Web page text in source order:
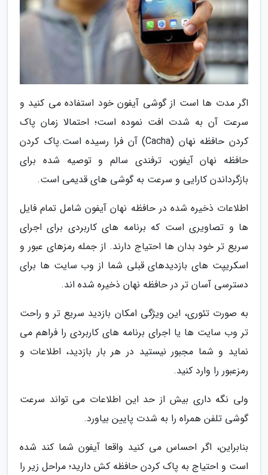
اگر مدت ها است از گوشی آیفون خود استفاده می کنید و
سرعت آن به شدت افت نموده است؛ احتمالا زمان پاک
کردن حافظه نهان (Cacha) آن فرا رسیده است.پاک کردن
حافظه نهان آیفون، ترفندی سالم و توصیه شده برای
بازگرداندن کارایی و سرعت به گوشی های قدیمی است.
اطلاعات ذخیره شده در حافظه نهان آیفون شامل تمام فایل
ها و تصاویری است که برنامه های کاربردی برای اجرای
سریع تر خود بدان ها احتیاج دارند. از جمله رمزهای عبور و
اسکریپت های بازدیدهای قبلی شما از وب سایت ها برای
دسترسی آسان تر در حافظه نهان ذخیره شده اند.
به صورت تئوری، این ویژگی امکان بازدید سریع تر و راحت
تر وب سایت ها یا اجرای برنامه های کاربردی را فراهم می
نماید و شما مجبور نیستید در هر بار بازدید، اطلاعات و
رمزعبور را وارد کنید.
ولی نگه داری بیش از حد این اطلاعات می تواند سرعت
گوشی تلفن همراه را به شدت پایین بیاورد.
بنابراین، اگر احساس می کنید واقعا آیفون شما کند شده
است و احتیاج به پاک کردن حافظه کش دارید؛ مراحل زیر را